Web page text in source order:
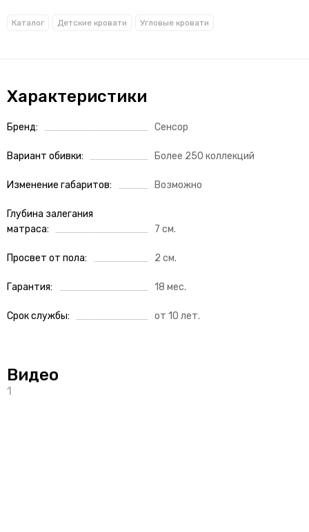
Каталог Детские кровати Угловые кровати
Характеристики
Бренд Сенсор
Вариант обивки Более 250 коллекций
Изменение габаритов Возможно
Глубина залегания
матраса
7 см.
Просвет от пола 2 см.
Гарантия 18 мес.
Срок службы от 10 лет.
Видео